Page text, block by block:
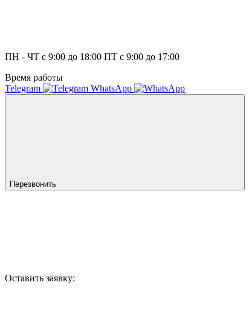
ПН - ЧТ с 9:00 до 18:00 ПТ с 9:00 до 17:00
Время работы
Telegram
WhatsApp
Перезвонить
Оставить заявку: